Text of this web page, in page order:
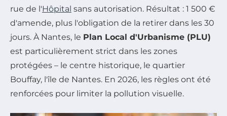
rue de l'Hôpital sans autorisation. Résultat : 1 500 €
d'amende, plus l'obligation de la retirer dans les 30
jours. À Nantes, le Plan Local d'Urbanisme (PLU)
est particulièrement strict dans les zones
protégées – le centre historique, le quartier
Bouffay, l'île de Nantes. En 2026, les règles ont été
renforcées pour limiter la pollution visuelle.